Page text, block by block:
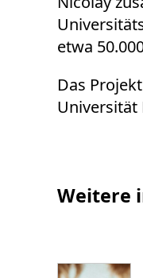
etwa
Das
Universität
Weitere